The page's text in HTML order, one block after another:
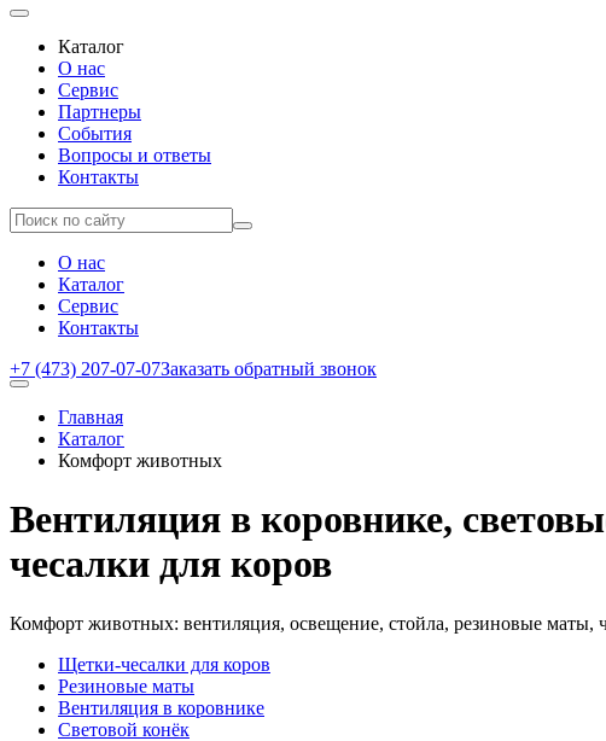
Каталог
О нас
Сервис
Партнеры
События
Вопросы и ответы
Контакты
О нас
Каталог
Сервис
Контакты
+7 (473) 207-07-07Заказать обратный звонок
Главная
Каталог
Комфорт животных
Вентиляция в коровнике,
чесалки для коров
Комфорт животных: вентиляция, освещение, стойла, резиновые маты,
Щетки-чесалки для коров
Резиновые маты
Вентиляция в коровнике
Световой конёк